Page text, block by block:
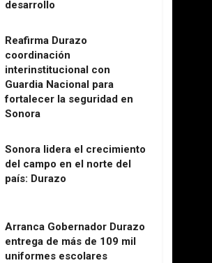
desarrollo
Reafirma Durazo
coordinación
interinstitucional con
Guardia Nacional para
fortalecer la seguridad en
Sonora
Sonora lidera el crecimiento
del campo en el norte del
país: Durazo
Arranca Gobernador Durazo
entrega de más de 109 mil
uniformes escolares